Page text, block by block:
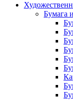
Бумага